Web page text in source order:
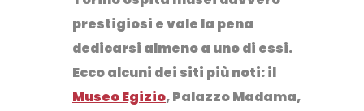
prestigiosi e vale la pena
dedicarsi almeno a uno di essi.
Ecco alcuni dei siti più noti: il
Museo Egizio,Palazzo Madama,